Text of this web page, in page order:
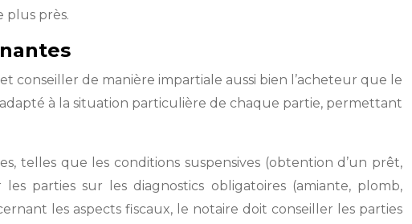
plus près.
conseiller de manière impartiale aussi bien l’acheteur que le
à la situation particulière de chaque partie, permettant
telles que les conditions suspensives (obtention d’un prêt,
parties sur les diagnostics obligatoires (amiante, plomb,
les aspects fiscaux, le notaire doit conseiller les parties